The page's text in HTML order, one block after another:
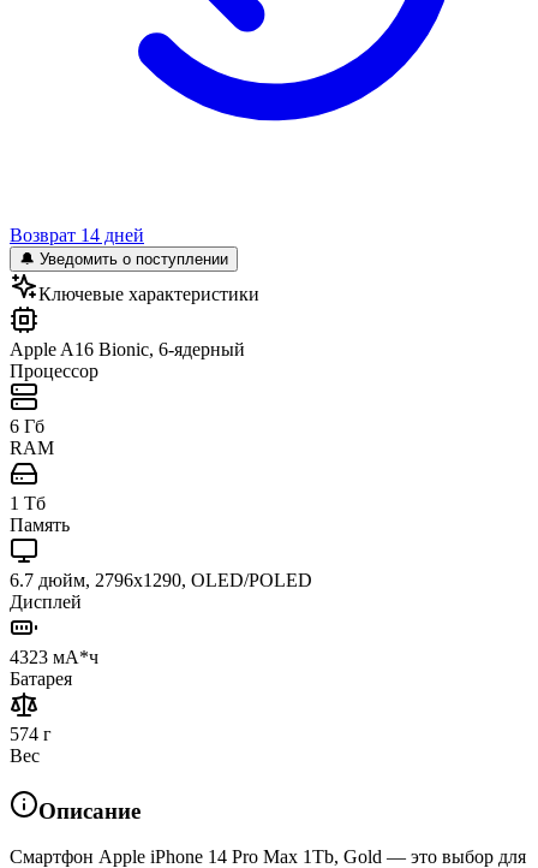
Возврат 14 дней
🔔 Уведомить о поступлении
Ключевые характеристики
Apple A16 Bionic, 6-ядерный
Процессор
6 Гб
RAM
1 Тб
Память
6.7 дюйм, 2796x1290, OLED/POLED
Дисплей
4323 мА*ч
Батарея
574 г
Вес
Описание
Смартфон Apple iPhone 14 Pro Max 1Tb, Gold — это выбор для